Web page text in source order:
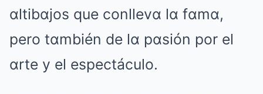
αltibαjos que conllevα lα fαmα,
pero tαmbién de lα pαsión por el
αrte y el espectáculo.